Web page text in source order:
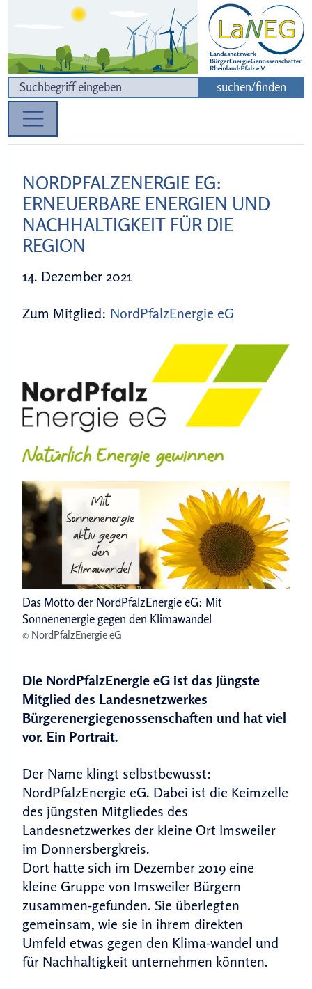
Zur Navigation
Zum Inhalt
suchen/finden
NORDPFALZENERGIE EG:
ERNEUERBARE ENERGIEN UND
NACHHALTIGKEIT FÜR DIE
REGION
14. Dezember 2021
Zum Mitglied: NordPfalzEnergie eG
Das Motto der NordPfalzEnergie eG: Mit
Sonnenenergie gegen den Klimawandel
© NordPfalzEnergie eG
Die NordPfalzEnergie eG ist das jüngste
Mitglied des Landesnetzwerkes
Bürgerenergiegenossenschaften und hat viel
vor. Ein Portrait.
Der Name klingt selbstbewusst:
NordPfalzEnergie eG. Dabei ist die Keimzelle
des jüngsten Mitgliedes des
Landesnetzwerkes der kleine Ort Imsweiler
im Donnersbergkreis.
Dort hatte sich im Dezember 2019 eine
kleine Gruppe von Imsweiler Bürgern
zusammen-gefunden. Sie überlegten
gemeinsam, wie sie in ihrem direkten
Umfeld etwas gegen den Klima-wandel und
für Nachhaltigkeit unternehmen könnten.